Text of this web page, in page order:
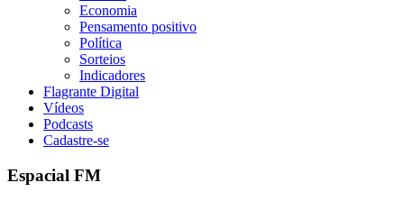
Economia
Pensamento positivo
Política
Sorteios
Indicadores
Flagrante Digital
Vídeos
Podcasts
Cadastre-se
Espacial FM